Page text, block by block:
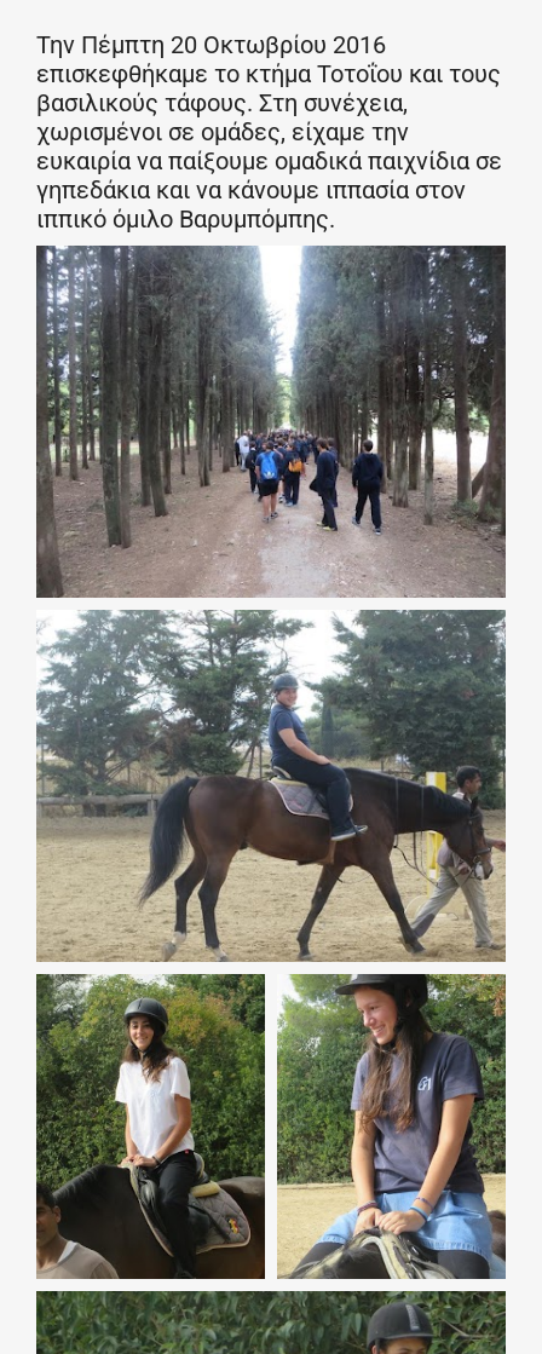
Την Πέμπτη 20 Οκτωβρίου 2016
επισκεφθήκαμε το κτήμα Τοτοΐου και τους
βασιλικούς τάφους. Στη συνέχεια,
χωρισμένοι σε ομάδες, είχαμε την
ευκαιρία να παίξουμε ομαδικά παιχνίδια σε
γηπεδάκια και να κάνουμε ιππασία στον
ιππικό όμιλο Βαρυμπόμπης.